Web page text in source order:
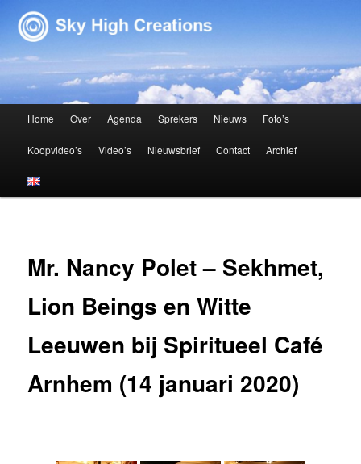
Sky High Creations
Spring naar de primaire inhoud
Spring naar de secundaire inhoud
Home Over Agenda Sprekers Nieuws Foto’s
Koopvideo’s Video’s Nieuwsbrief Contact Archief
Mr. Nancy Polet – Sekhmet,
Lion Beings en Witte
Leeuwen bij Spiritueel Café
Arnhem (14 januari 2020)